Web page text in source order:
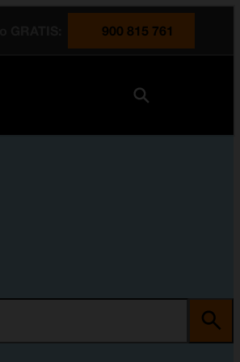
900 815 761